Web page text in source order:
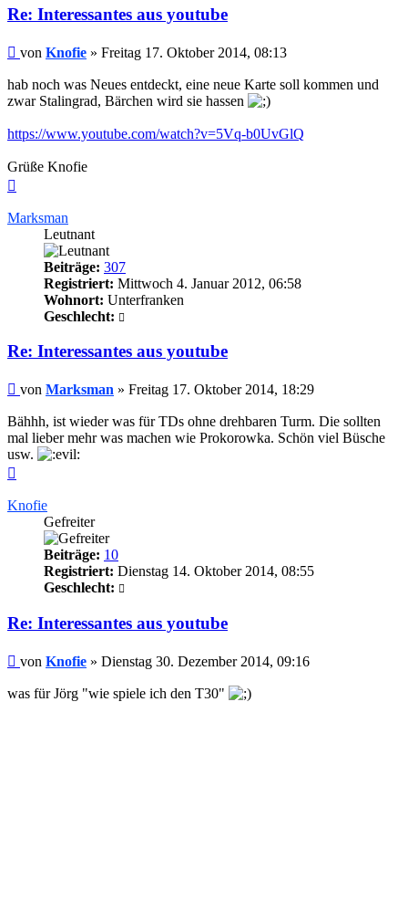
Re: Interessantes aus youtube
Beitrag
von Knofie » Freitag 17. Oktober 2014, 08:13
hab noch was Neues entdeckt, eine neue Karte soll kommen und
zwar Stalingrad, Bärchen wird sie hassen
https://www.youtube.com/watch?v=5Vq-b0UvGlQ
Grüße Knofie
Marksman
Leutnant
Beiträge: 307
Registriert: Mittwoch 4. Januar 2012, 06:58
Wohnort: Unterfranken
Geschlecht:
Re: Interessantes aus youtube
Beitrag
von Marksman » Freitag 17. Oktober 2014, 18:29
Bähhh, ist wieder was für TDs ohne drehbaren Turm. Die sollten
mal lieber mehr was machen wie Prokorowka. Schön viel Büsche
usw.
Knofie
Gefreiter
Beiträge: 10
Registriert: Dienstag 14. Oktober 2014, 08:55
Geschlecht:
Re: Interessantes aus youtube
Beitrag
von Knofie » Dienstag 30. Dezember 2014, 09:16
was für Jörg "wie spiele ich den T30"